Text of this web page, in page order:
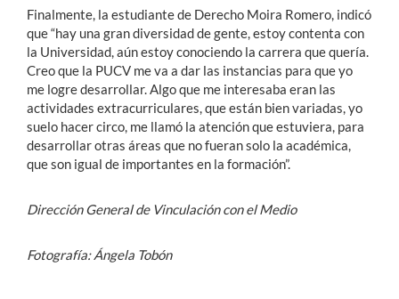
Finalmente, la estudiante de Derecho Moira Romero, indicó
que “hay una gran diversidad de gente, estoy contenta con
la Universidad, aún estoy conociendo la carrera que quería.
Creo que la PUCV me va a dar las instancias para que yo
me logre desarrollar. Algo que me interesaba eran las
actividades extracurriculares, que están bien variadas, yo
suelo hacer circo, me llamó la atención que estuviera, para
desarrollar otras áreas que no fueran solo la académica,
que son igual de importantes en la formación”.
Dirección General de Vinculación con el Medio
Fotografía: Ángela Tobón